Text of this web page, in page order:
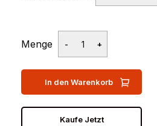
Menge
In den Warenkorb
Kaufe Jetzt